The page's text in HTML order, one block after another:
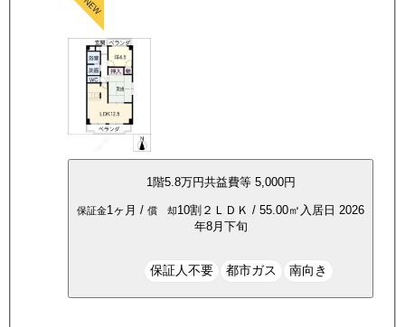
1階5.8万円共益費等 5,000円
保証金1ヶ月 / 償 却10割 ２ＬＤＫ / 55.00㎡ 入居日 2026
年8月下旬
保証人不要 都市ガス 南向き